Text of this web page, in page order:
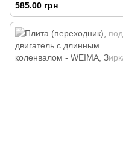
585.00 грн